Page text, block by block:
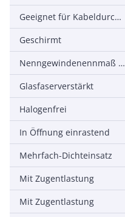
Geeignet für Kabeldurchmesser
Geschirmt
Nenngewindenennmaß in Zoll NPT/Gasrohrgewinde
Glasfaserverstärkt
Halogenfrei
In Öffnung einrastend
Mehrfach-Dichteinsatz
Mit Zugentlastung
Mit Zugentlastung